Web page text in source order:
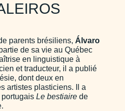
parents brésiliens, Álvaro
de sa vie au Québec
en linguistique à
et traducteur, il a publié
dont deux en
artistes plasticiens. Il a
portugais Le bestiairede